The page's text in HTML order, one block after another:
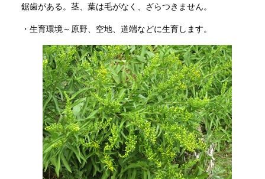
鋸歯がある。茎、葉は毛がなく、ざらつきません。
・生育環境～原野、空地、道端などに生育します。